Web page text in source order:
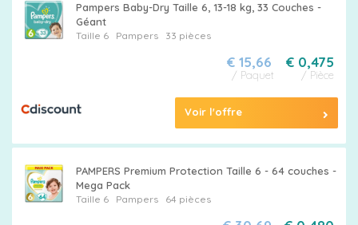
Pampers Baby-Dry Taille 6, 13-18 kg, 33 Couches -
Géant
Taille 6 Pampers33 pièces
€ 0,475
/ Pièce
€ 15,66
/ Paquet
Voir l'offre
PAMPERS Premium Protection Taille 6 - 64 couches -
Mega Pack
Taille 6 Pampers64 pièces